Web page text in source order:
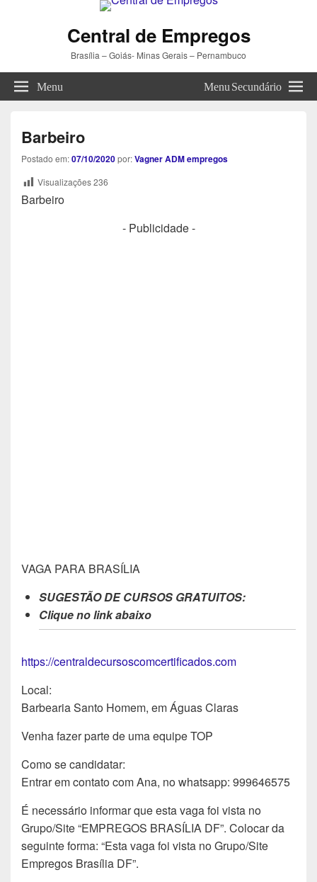
Central de Empregos
Brasília – Goiás- Minas Gerais – Pernambuco
Menu Menu Secundário
Barbeiro
Postado em:07/10/2020por:Vagner ADM empregos
Visualizações236
Barbeiro
- Publicidade -
VAGA PARA BRASÍLIA
SUGESTÃO DE CURSOS GRATUITOS:
Clique no link abaixo
https://centraldecursoscomcertificados.com
Local:
Barbearia Santo Homem, em Águas Claras
Venha fazer parte de uma equipe TOP
Como se candidatar:
Entrar em contato com Ana, no whatsapp: 999646575
É necessário informar que esta vaga foi vista no
Grupo/Site “EMPREGOS BRASÍLIA DF”. Colocar da
seguinte forma: “Esta vaga foi vista no Grupo/Site
Empregos Brasília DF”.